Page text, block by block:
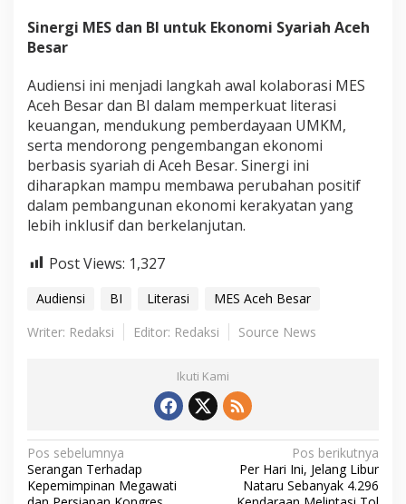
Sinergi MES dan BI untuk Ekonomi Syariah Aceh
Besar
Audiensi ini menjadi langkah awal kolaborasi MES
Aceh Besar dan BI dalam memperkuat literasi
keuangan, mendukung pemberdayaan UMKM,
serta mendorong pengembangan ekonomi
berbasis syariah di Aceh Besar. Sinergi ini
diharapkan mampu membawa perubahan positif
dalam pembangunan ekonomi kerakyatan yang
lebih inklusif dan berkelanjutan.
Post Views: 1,327
Audiensi BI Literasi
MES Aceh Besar
Writer: Redaksi
Editor: Redaksi Source News
Ikuti Kami
N
a
Pos sebelumnya
Serangan Terhadap
Kepemimpinan Megawati
Pos berikutnya
Per Hari Ini, Jelang Libur
Nataru Sebanyak 4.296